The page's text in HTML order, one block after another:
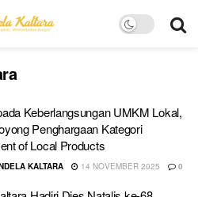
Keberlangsungan UMKM Lokal,
Penghargaan Kategori
of Local Products
KALTARA 14 NOVEMBER 2025 0